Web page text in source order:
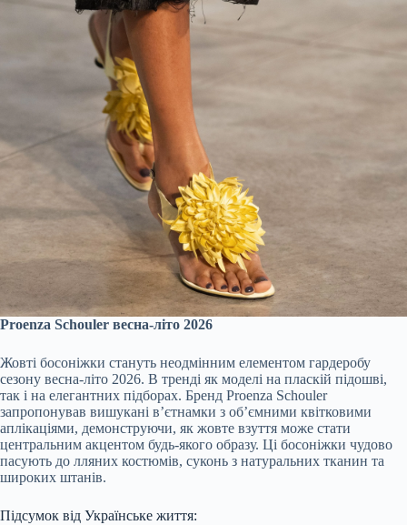
Proenza Schouler весна-літо 2026
Жовті босоніжки стануть неодмінним елементом гардеробу
сезону весна-літо 2026. В тренді як моделі на пласкій підошві,
так і на елегантних підборах. Бренд Proenza Schouler
запропонував вишукані в’єтнамки з об’ємними квітковими
аплікаціями, демонструючи, як жовте взуття може стати
центральним акцентом будь-якого образу. Ці босоніжки чудово
пасують до лляних костюмів, суконь з натуральних тканин та
широких штанів.
Підсумок від Українське життя: